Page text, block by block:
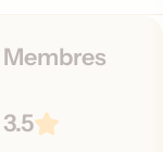
Membres
3.5